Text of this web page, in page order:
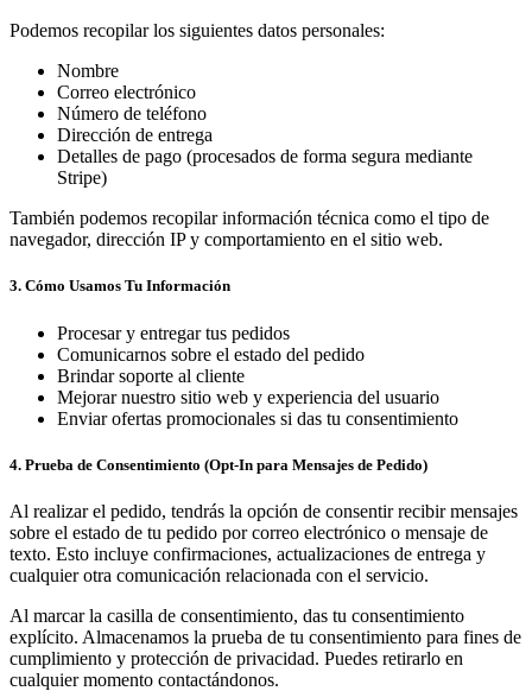
Podemos recopilar los siguientes datos personales:
Nombre
Correo electrónico
Número de teléfono
Dirección de entrega
Detalles de pago (procesados de forma segura mediante
Stripe)
También podemos recopilar información técnica como el tipo de
navegador, dirección IP y comportamiento en el sitio web.
3. Cómo Usamos Tu Información
Procesar y entregar tus pedidos
Comunicarnos sobre el estado del pedido
Brindar soporte al cliente
Mejorar nuestro sitio web y experiencia del usuario
Enviar ofertas promocionales si das tu consentimiento
4. Prueba de Consentimiento (Opt-In para Mensajes de Pedido)
Al realizar el pedido, tendrás la opción de consentir recibir mensajes
sobre el estado de tu pedido por correo electrónico o mensaje de
texto. Esto incluye confirmaciones, actualizaciones de entrega y
cualquier otra comunicación relacionada con el servicio.
Al marcar la casilla de consentimiento, das tu consentimiento
explícito. Almacenamos la prueba de tu consentimiento para fines de
cumplimiento y protección de privacidad. Puedes retirarlo en
cualquier momento contactándonos.